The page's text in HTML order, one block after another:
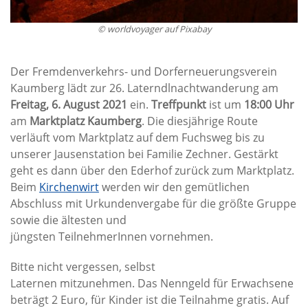
© worldvoyager auf Pixabay
Der Fremdenverkehrs- und Dorferneuerungsverein
Kaumberg lädt zur 26. Laterndlnachtwanderung am
Freitag, 6. August 2021 ein. Treffpunkt ist um 18:00 Uhr
am Marktplatz Kaumberg. Die diesjährige Route
verläuft vom Marktplatz auf dem Fuchsweg bis zu
unserer Jausenstation bei Familie Zechner. Gestärkt
geht es dann über den Ederhof zurück zum Marktplatz.
Beim Kirchenwirtwerden wir den gemütlichen
Abschluss mit Urkundenvergabe für die größte Gruppe
sowie die ältesten und
jüngsten TeilnehmerInnen vornehmen.
Bitte nicht vergessen, selbst
Laternen mitzunehmen. Das Nenngeld für Erwachsene
beträgt 2 Euro, für Kinder ist die Teilnahme gratis. Auf